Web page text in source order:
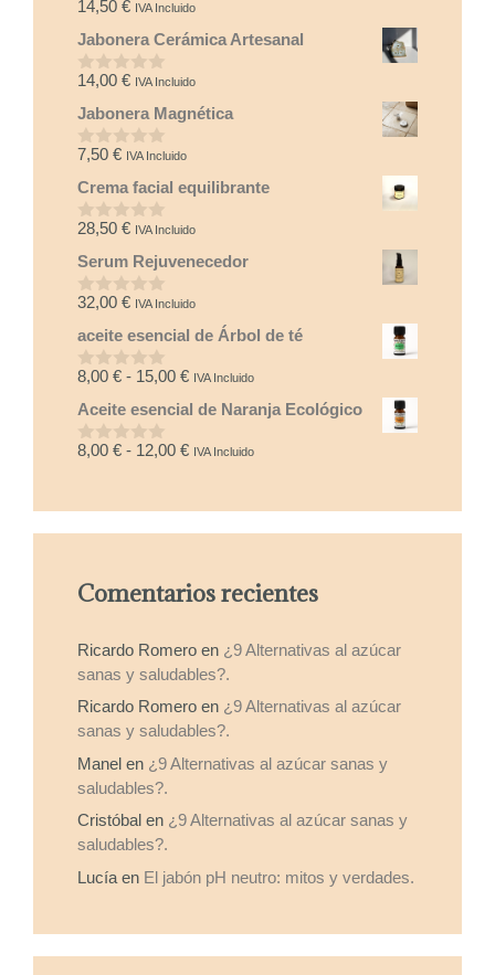
0
e
5
14,50 € IVA Incluido
Jabonera Cerámica Artesanal
0
e
5
14,00 € IVA Incluido
Jabonera Magnética
0
e
5
7,50 € IVA Incluido
Crema facial equilibrante
0
e
5
28,50 € IVA Incluido
Serum Rejuvenecedor
0
e
5
32,00 € IVA Incluido
aceite esencial de Árbol de té
0
e
5
8,00 € - 15,00 €Rango
de
desde
IVA Incluido
Aceite esencial de Naranja Ecológico
0
8,00 € - 12,00 €Rango
12,00 €
IVA Incluido
Comentarios recientes
Ricardo Romero en ¿9 Alternativas al azúcar
sanas y saludables?.
Ricardo Romero en ¿9 Alternativas al azúcar
sanas y saludables?.
Manel en ¿9 Alternativas al azúcar sanas y
saludables?.
Cristóbal en ¿9 Alternativas al azúcar sanas y
saludables?.
Lucía en El jabón pH neutro: mitos y verdades.